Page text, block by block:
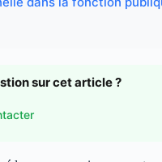
sur cet article ?